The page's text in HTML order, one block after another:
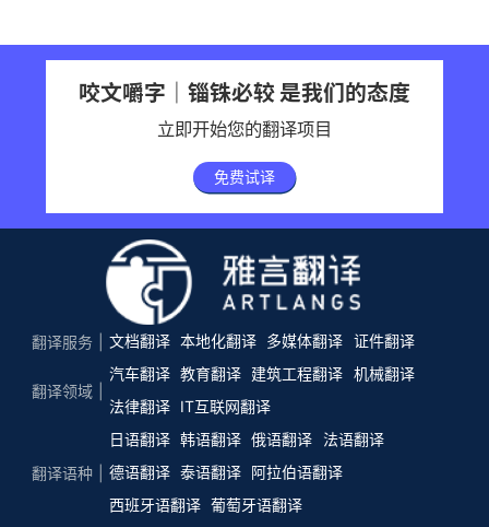
咬文嚼字｜锱铢必较 是我们的态度
立即开始您的翻译项目
免费试译
翻译服务 文档翻译 本地化翻译 多媒体翻译 证件翻译
翻译领域
汽车翻译 教育翻译 建筑工程翻译 机械翻译
法律翻译
IT互联网翻译
翻译语种
日语翻译 韩语翻译 俄语翻译
法语翻译
德语翻译 泰语翻译 阿拉伯语翻译
西班牙语翻译 葡萄牙语翻译